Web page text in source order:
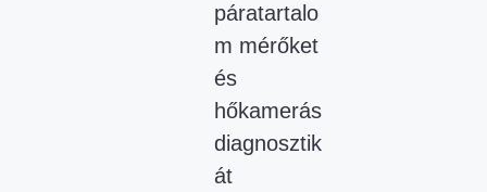
páratartalo
m mérőket
és
hőkamerás
diagnosztik
át